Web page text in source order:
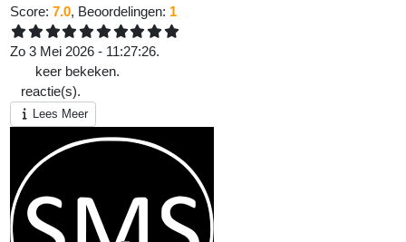
Score:7.0, Beoordelingen: 1
Zo 3 Mei 2026 - 11:27:26.
keer bekeken.
reactie(s).
Lees Meer